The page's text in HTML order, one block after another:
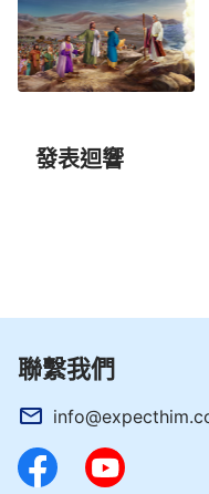
發表迴響
聯繫我們